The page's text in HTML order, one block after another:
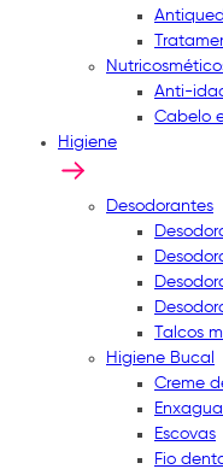
Anti-
Cabelo
Higiene
Desodorantes
Talcos
Higiene Bucal
Creme
Escovas
Fio